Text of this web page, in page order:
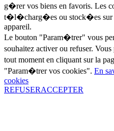
g�rer vos biens en favoris. Les
t�l�charg�es ou stock�es sur
appareil.
Le bouton "Param�trer" vous
souhaitez activer ou refuser.
tout moment en cliquant sur la
"Param�trer vos cookies". En
cookies
REFUSERACCEPTER